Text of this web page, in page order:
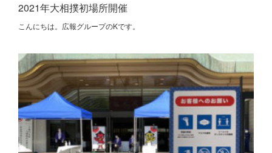
2021年大相撲初場所開催
こんにちは。広報グループのKです。